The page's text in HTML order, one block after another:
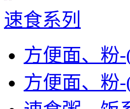
速食系列
方便面、粉
方便面、粉